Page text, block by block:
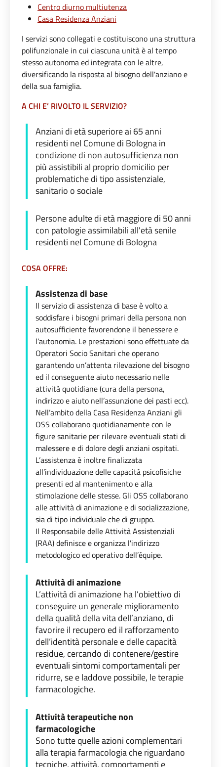
Centro diurno multiutenza
Casa Residenza Anziani
I servizi sono collegati e costituiscono una struttura
polifunzionale in cui ciascuna unità è al tempo
stesso autonoma ed integrata con le altre,
diversificando la risposta al bisogno dell'anziano e
della sua famiglia.
A CHI E’ RIVOLTO IL SERVIZIO?
Anziani di età superiore ai 65 anni
residenti nel Comune di Bologna in
condizione di non autosufficienza non
più assistibili al proprio domicilio per
problematiche di tipo assistenziale,
sanitario o sociale
Persone adulte di età maggiore di 50 anni
con patologie assimilabili all'età senile
residenti nel Comune di Bologna
COSA OFFRE:
Assistenza di base
Il servizio di assistenza di base è volto a
soddisfare i bisogni primari della persona non
autosufficiente favorendone il benessere e
l’autonomia. Le prestazioni sono effettuate da
Operatori Socio Sanitari che operano
garantendo un’attenta rilevazione del bisogno
ed il conseguente aiuto necessario nelle
attività quotidiane (cura della persona,
indirizzo e aiuto nell’assunzione dei pasti ecc).
Nell’ambito della Casa Residenza Anziani gli
OSS collaborano quotidianamente con le
figure sanitarie per rilevare eventuali stati di
malessere e di dolore degli anziani ospitati.
L’assistenza è inoltre finalizzata
all’individuazione delle capacità psicofisiche
presenti ed al mantenimento e alla
stimolazione delle stesse. Gli OSS collaborano
alle attività di animazione e di socializzazione,
sia di tipo individuale che di gruppo.
Il Responsabile delle Attività Assistenziali
(RAA) definisce e organizza l'indirizzo
metodologico ed operativo dell’équipe.
Attività di animazione
L’attività di animazione ha l’obiettivo di
conseguire un generale miglioramento
della qualità della vita dell’anziano, di
favorire il recupero ed il rafforzamento
dell’identità personale e delle capacità
residue, cercando di contenere/gestire
eventuali sintomi comportamentali per
ridurre, se e laddove possibile, le terapie
farmacologiche.
Attività terapeutiche non
farmacologiche
Sono tutte quelle azioni complementari
alla terapia farmacologia che riguardano
tecniche, attività, comportamenti e